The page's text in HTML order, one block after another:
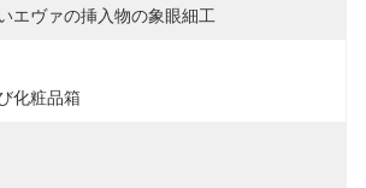
エヴァの挿入物の象眼細工
化粧品箱